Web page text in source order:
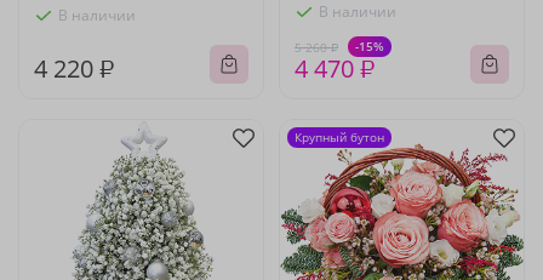
В наличии
4 220 ₽
В наличии
5 260 ₽ -15%
4 470 ₽
Крупный бутон